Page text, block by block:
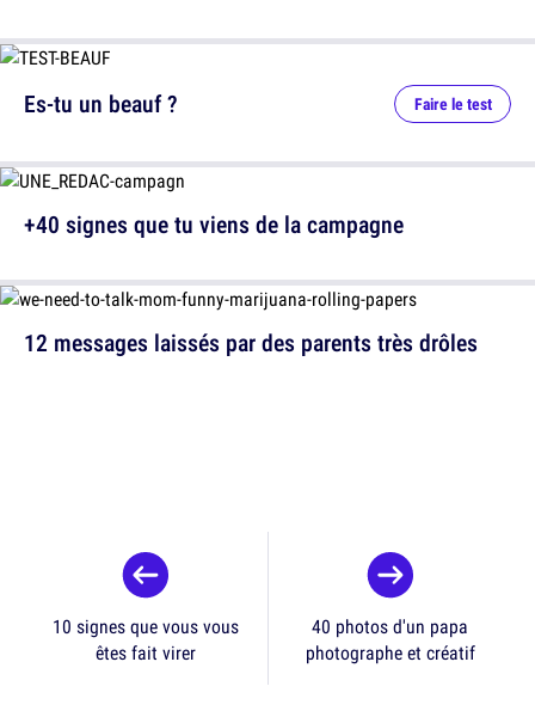
12 messages laissés par des parents très drôles
Es-tu un beauf ? Faire le test
+40 signes que tu viens de la campagne
10 signes que vous vous
êtes fait virer
40 photos d'un papa
photographe et créatif